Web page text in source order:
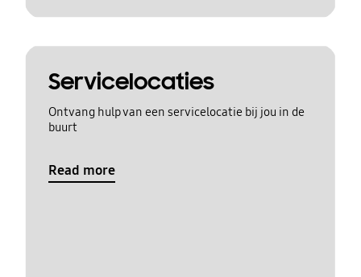
Servicelocaties
Ontvang hulp van een servicelocatie bij jou in de
buurt
Read more